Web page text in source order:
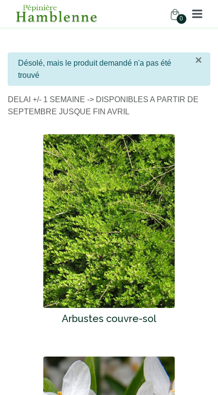
0
Accueil Arbustes
×
info
Désolé, mais le produit demandé n'a pas été
trouvé
DELAI +/- 1 SEMAINE -> DISPONIBLES A PARTIR DE
SEPTEMBRE JUSQUE FIN AVRIL
Arbustes couvre-sol